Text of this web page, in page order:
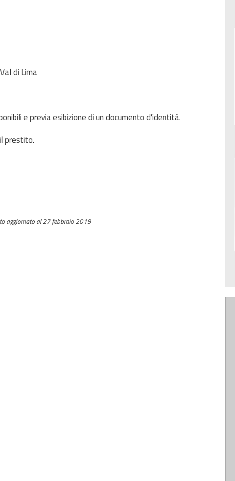
di Lima
e previa esibizione di un documento d'identità.
prestito.
aggiornato al 27 febbraio 2019